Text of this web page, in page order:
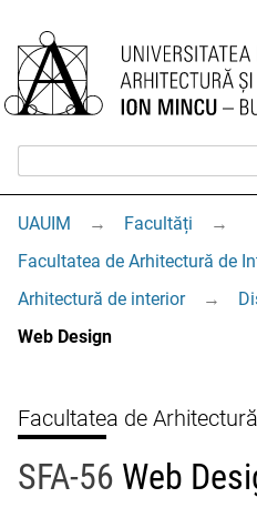
UAUIM → Facultăți
→
Facultatea de Arhitectură de
Arhitectură de interior
→
Web Design
Facultatea de
SFA-56 Web